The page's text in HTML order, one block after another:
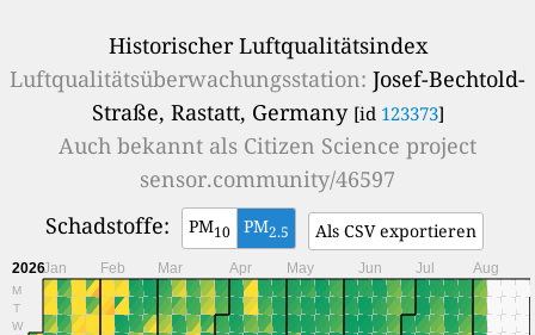
Historischer Luftqualitätsindex
Luftqualitätsüberwachungsstation: Josef-Bechtold-
Straße, Rastatt, Germany [id 123373]
Auch bekannt als Citizen Science project
sensor.community/46597
Schadstoffe:
PM10 PM2.5 Als CSV exportieren
2026
M
T
W
Jan Feb Mar Apr May Jun Jul Aug